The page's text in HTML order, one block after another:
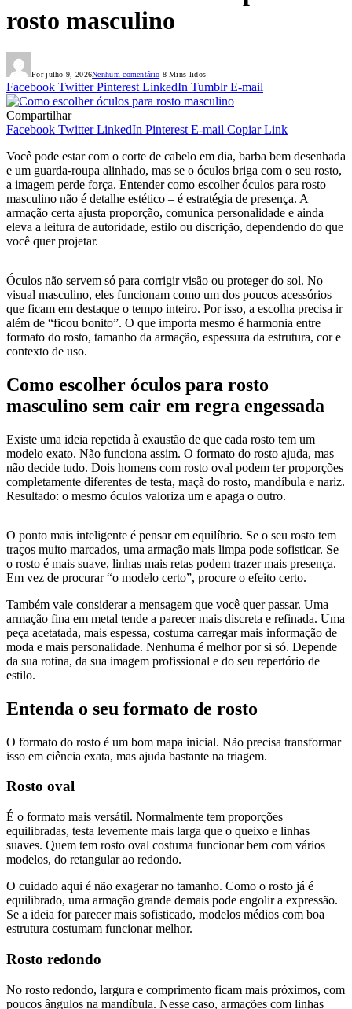
rosto masculino
Por julho 9, 2026Nenhum comentário 8 Mins lidos
Facebook Twitter Pinterest LinkedIn Tumblr E-mail
Compartilhar
Facebook Twitter LinkedIn Pinterest E-mail Copiar Link
Você pode estar com o corte de cabelo em dia, barba bem desenhada
e um guarda-roupa alinhado, mas se o óculos briga com o seu rosto,
a imagem perde força. Entender como escolher óculos para rosto
masculino não é detalhe estético – é estratégia de presença. A
armação certa ajusta proporção, comunica personalidade e ainda
eleva a leitura de autoridade, estilo ou discrição, dependendo do que
você quer projetar.
Óculos não servem só para corrigir visão ou proteger do sol. No
visual masculino, eles funcionam como um dos poucos acessórios
que ficam em destaque o tempo inteiro. Por isso, a escolha precisa ir
além de “ficou bonito”. O que importa mesmo é harmonia entre
formato do rosto, tamanho da armação, espessura da estrutura, cor e
contexto de uso.
Como escolher óculos para rosto
masculino sem cair em regra engessada
Existe uma ideia repetida à exaustão de que cada rosto tem um
modelo exato. Não funciona assim. O formato do rosto ajuda, mas
não decide tudo. Dois homens com rosto oval podem ter proporções
completamente diferentes de testa, maçã do rosto, mandíbula e nariz.
Resultado: o mesmo óculos valoriza um e apaga o outro.
O ponto mais inteligente é pensar em equilíbrio. Se o seu rosto tem
traços muito marcados, uma armação mais limpa pode sofisticar. Se
o rosto é mais suave, linhas mais retas podem trazer mais presença.
Em vez de procurar “o modelo certo”, procure o efeito certo.
Também vale considerar a mensagem que você quer passar. Uma
armação fina em metal tende a parecer mais discreta e refinada. Uma
peça acetatada, mais espessa, costuma carregar mais informação de
moda e mais personalidade. Nenhuma é melhor por si só. Depende
da sua rotina, da sua imagem profissional e do seu repertório de
estilo.
Entenda o seu formato de rosto
O formato do rosto é um bom mapa inicial. Não precisa transformar
isso em ciência exata, mas ajuda bastante na triagem.
Rosto oval
É o formato mais versátil. Normalmente tem proporções
equilibradas, testa levemente mais larga que o queixo e linhas
suaves. Quem tem rosto oval costuma funcionar bem com vários
modelos, do retangular ao redondo.
O cuidado aqui é não exagerar no tamanho. Como o rosto já é
equilibrado, uma armação grande demais pode engolir a expressão.
Se a ideia for parecer mais sofisticado, modelos médios com boa
estrutura costumam funcionar melhor.
Rosto redondo
No rosto redondo, largura e comprimento ficam mais próximos, com
poucos ângulos na mandíbula. Nesse caso, armações com linhas